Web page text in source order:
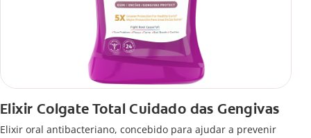
Elixir Colgate Total Cuidado das Gengivas
Elixir oral antibacteriano, concebido para ajudar a prevenir